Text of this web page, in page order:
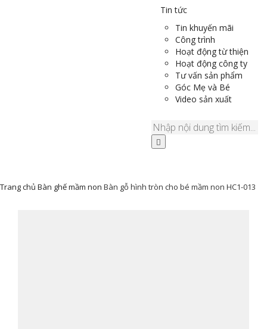
Tin tức
Tin khuyến mãi
Công trình
Hoạt động từ thiện
Hoạt động công ty
Tư vấn sản phẩm
Góc Mẹ và Bé
Video sản xuất
Trang chủ Bàn ghế mầm non Bàn gỗ hình tròn cho bé mầm non HC1-013